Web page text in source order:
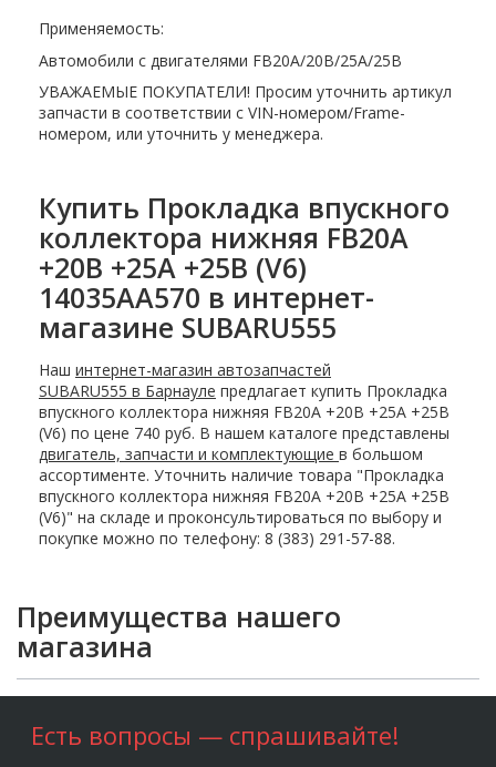
Применяемость:
Автомобили с двигателями FB20A/20B/25A/25B
УВАЖАЕМЫЕ ПОКУПАТЕЛИ! Просим уточнить артикул
запчасти в соответствии с VIN-номером/Frame-
номером, или уточнить у менеджера.
Купить Прокладка впускного
коллектора нижняя FB20A
+20B +25A +25B (V6)
14035AA570 в интернет-
магазине SUBARU555
Наш интернет-магазин автозапчастей
SUBARU555 в Барнауле предлагает купить Прокладка
впускного коллектора нижняя FB20A +20B +25A +25B
(V6) по цене 740 руб. В нашем каталоге представлены
двигатель, запчасти и комплектующие в большом
ассортименте. Уточнить наличие товара "Прокладка
впускного коллектора нижняя FB20A +20B +25A +25B
(V6)" на складе и проконсультироваться по выбору и
покупке можно по телефону: 8 (383) 291-57-88.
Преимущества нашего
магазина
Есть вопросы — спрашивайте!